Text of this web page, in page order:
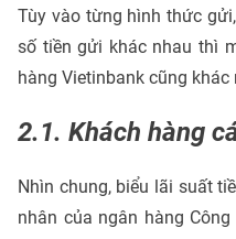
Tùy vào từng hình thức
số tiền gửi khác nhau thì
hàng Vietinbank cũng
2.1. Khách hàng
Nhìn chung, biểu lãi suất
nhân của ngân hàng